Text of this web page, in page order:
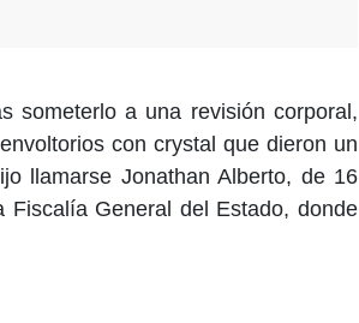
someterlo a una revisión corporal,
con crystal que dieron un
llamarse Jonathan Alberto, de 16
General del Estado, donde